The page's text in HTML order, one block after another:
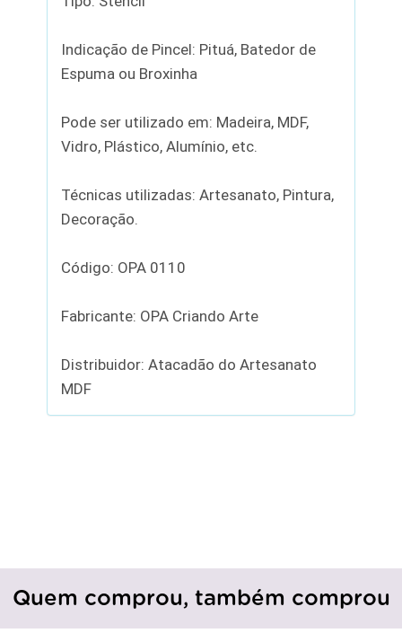
Indicação de Pincel: Pituá, Batedor de
Espuma ou Broxinha
Pode ser utilizado em: Madeira, MDF,
Vidro, Plástico, Alumínio, etc.
Técnicas utilizadas: Artesanato, Pintura,
Decoração.
Código: OPA 0110
Fabricante: OPA Criando Arte
Distribuidor: Atacadão do Artesanato
MDF
Quem comprou, também comprou